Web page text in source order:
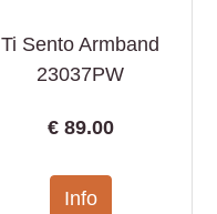
Ti Sento Armband
23037PW
€ 89.00